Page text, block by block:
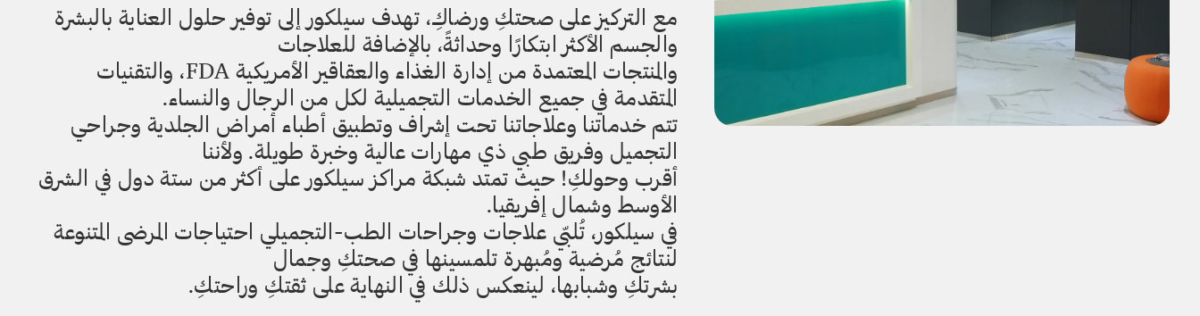
مع التركيز على صحتكِ ورضاكِ، تهدف سيلكور إلى توفير حلول العناية بالبشرة
والجسم الأكثر ابتكارًا وحداثةً، بالإضافة للعلاجات
والمنتجات المعتمدة من إدارة الغذاء والعقاقير الأمريكية FDA، والتقنيات
المتقدمة في جميع الخدمات التجميلية لكل من الرجال والنساء.
تتم خدماتنا وعلاجاتنا تحت إشراف وتطبيق أطباء أمراض الجلدية وجراحي
التجميل وفريق طبي ذي مهارات عالية وخبرة طويلة. ولأننا
أقرب وحولكِ! حيث تمتد شبكة مراكز سيلكور على أكثر من ستة دول في الشرق
الأوسط وشمال إفريقيا.
في سيلكور، تُلبّي علاجات وجراحات الطب-التجميلي احتياجات المرضى المتنوعة
لنتائج مُرضية ومُبهرة تلمسينها في صحتكِ وجمال
بشرتكِ وشبابها، لينعكس ذلك في النهاية على ثقتكِ وراحتكِ.